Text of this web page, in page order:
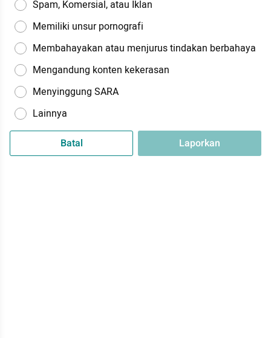
Spam, Komersial, atau Iklan
Memiliki unsur pornografi
Membahayakan atau menjurus tindakan berbahaya
Mengandung konten kekerasan
Menyinggung SARA
Lainnya
Batal Laporkan